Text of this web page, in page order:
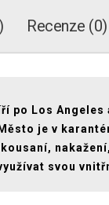
Recenze (0)
po Los Angeles
je v
svou